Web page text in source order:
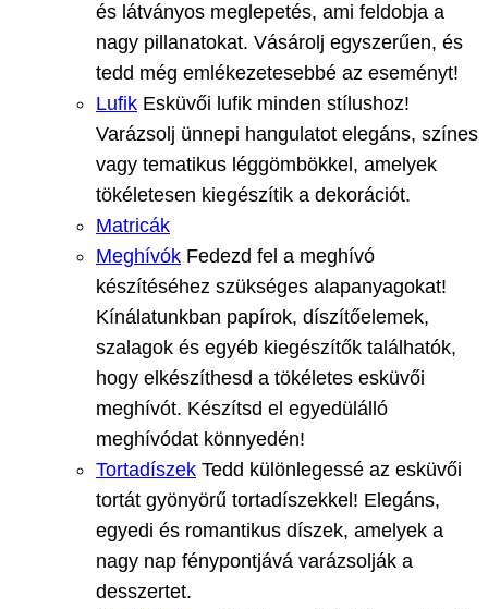
és látványos meglepetés, ami feldobja a
nagy pillanatokat. Vásárolj egyszerűen, és
tedd még emlékezetesebbé az eseményt!
Lufik Esküvői lufik minden stílushoz!
Varázsolj ünnepi hangulatot elegáns, színes
vagy tematikus léggömbökkel, amelyek
tökéletesen kiegészítik a dekorációt.
Matricák
Meghívók Fedezd fel a meghívó
készítéséhez szükséges alapanyagokat!
Kínálatunkban papírok, díszítőelemek,
szalagok és egyéb kiegészítők találhatók,
hogy elkészíthesd a tökéletes esküvői
meghívót. Készítsd el egyedülálló
meghívódat könnyedén!
Tortadíszek Tedd különlegessé az esküvői
tortát gyönyörű tortadíszekkel! Elegáns,
egyedi és romantikus díszek, amelyek a
nagy nap fénypontjává varázsolják a
desszertet.